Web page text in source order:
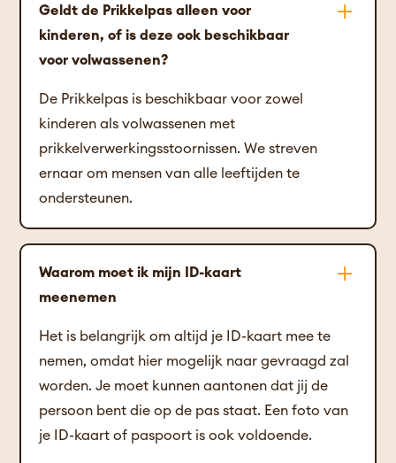
Geldt de Prikkelpas alleen voor
kinderen, of is deze ook beschikbaar
voor volwassenen?
De Prikkelpas is beschikbaar voor zowel
kinderen als volwassenen met
prikkelverwerkingsstoornissen. We streven
ernaar om mensen van alle leeftijden te
ondersteunen.
Waarom moet ik mijn ID-kaart
meenemen
Het is belangrijk om altijd je ID-kaart mee te
nemen, omdat hier mogelijk naar gevraagd zal
worden. Je moet kunnen aantonen dat jij de
persoon bent die op de pas staat. Een foto van
je ID-kaart of paspoort is ook voldoende.